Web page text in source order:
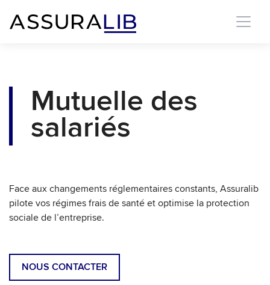
Mutuelle des
salariés
Face aux changements réglementaires constants, Assuralib
pilote vos régimes frais de santé et optimise la protection
sociale de l’entreprise.
NOUS CONTACTER